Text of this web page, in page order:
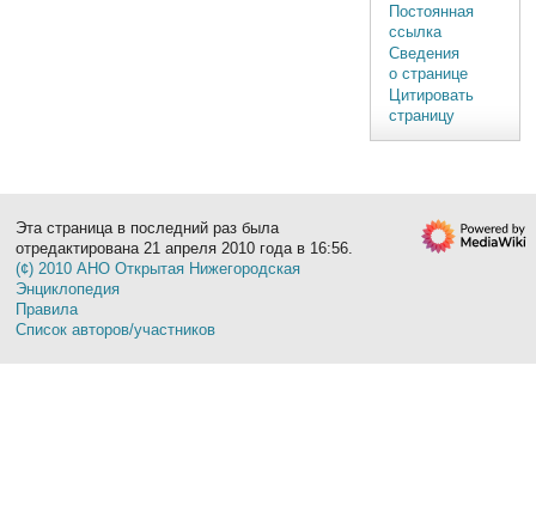
Постоянная
ссылка
Сведения
о странице
Цитировать
страницу
Эта страница в последний раз была
отредактирована 21 апреля 2010 года в 16:56.
(¢) 2010 АНО Открытая Нижегородская
Энциклопедия
Правила
Список авторов/участников